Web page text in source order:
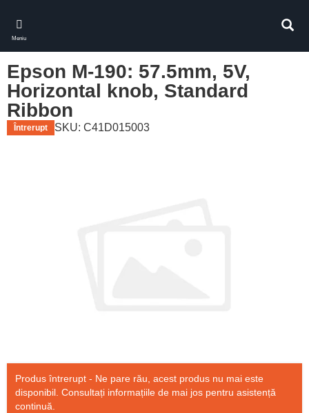
main
content
Meniu
Epson M-190: 57.5mm, 5V,
Horizontal knob, Standard
Ribbon
Întrerupt SKU: C41D015003
Produs întrerupt - Ne pare rău, acest produs nu mai este
disponibil. Consultați informațiile de mai jos pentru asistență
continuă.